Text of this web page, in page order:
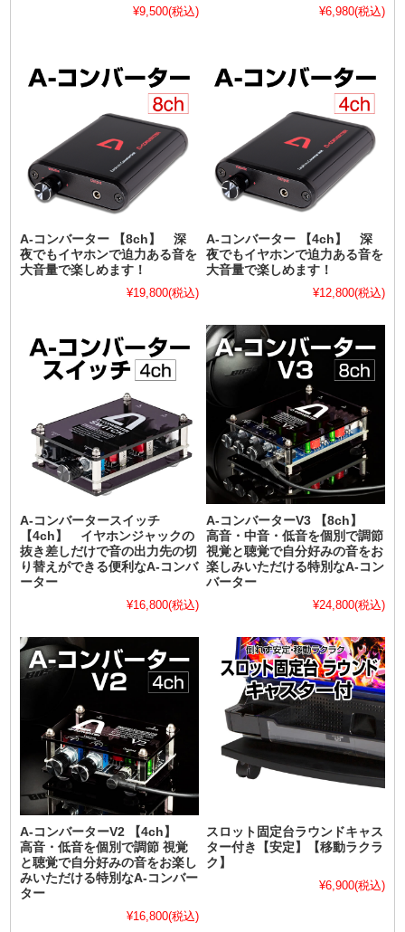
¥9,500(税込)
¥6,980(税込)
A-コンバーター 【8ch】 深
夜でもイヤホンで迫力ある音を
大音量で楽しめます！
¥19,800(税込)
A-コンバーター 【4ch】 深
夜でもイヤホンで迫力ある音を
大音量で楽しめます！
¥12,800(税込)
A-コンバータースイッチ
【4ch】 イヤホンジャックの
抜き差しだけで音の出力先の切
り替えができる便利なA-コンバ
ーター
¥16,800(税込)
A-コンバーターV3 【8ch】
高音・中音・低音を個別で調節
視覚と聴覚で自分好みの音をお
楽しみいただける特別なA-コン
バーター
¥24,800(税込)
A-コンバーターV2 【4ch】
高音・低音を個別で調節 視覚
と聴覚で自分好みの音をお楽し
みいただける特別なA-コンバー
ター
¥16,800(税込)
スロット固定台ラウンドキャス
ター付き【安定】【移動ラクラ
ク】
¥6,900(税込)